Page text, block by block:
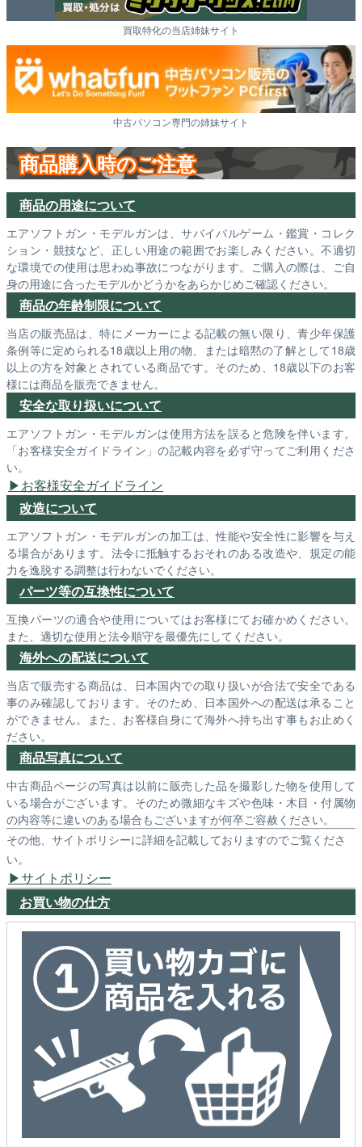
買取特化の当店姉妹サイト
中古パソコン専門の姉妹サイト
商品購入時のご注意
商品の用途について
エアソフトガン・モデルガンは、サバイバルゲーム・鑑賞・コレク
ション・競技など、正しい用途の範囲でお楽しみください。不適切
な環境での使用は思わぬ事故につながります。ご購入の際は、ご自
身の用途に合ったモデルかどうかをあらかじめご確認ください。
商品の年齢制限について
当店の販売品は、特にメーカーによる記載の無い限り、青少年保護
条例等に定められる18歳以上用の物、または暗黙の了解として18歳
以上の方を対象とされている商品です。そのため、18歳以下のお客
様には商品を販売できません。
安全な取り扱いについて
エアソフトガン・モデルガンは使用方法を誤ると危険を伴います。
「お客様安全ガイドライン」の記載内容を必ず守ってご利用くださ
い。
お客様安全ガイドライン
改造について
エアソフトガン・モデルガンの加工は、性能や安全性に影響を与え
る場合があります。法令に抵触するおそれのある改造や、規定の能
力を逸脱する調整は行わないでください。
パーツ等の互換性について
互換パーツの適合や使用についてはお客様にてお確かめください。
また、適切な使用と法令順守を最優先にしてください。
海外への配送について
当店で販売する商品は、日本国内での取り扱いが合法で安全である
事のみ確認しております。そのため、日本国外への配送は承ること
ができません。また、お客様自身にて海外へ持ち出す事もお止めく
ださい。
商品写真について
中古商品ページの写真は以前に販売した品を撮影した物を使用して
いる場合がございます。そのため微細なキズや色味・木目・付属物
の内容等に違いのある場合もございますが何卒ご容赦ください。
その他、サイトポリシーに詳細を記載しておりますのでご覧くださ
い。
サイトポリシー
お買い物の仕方